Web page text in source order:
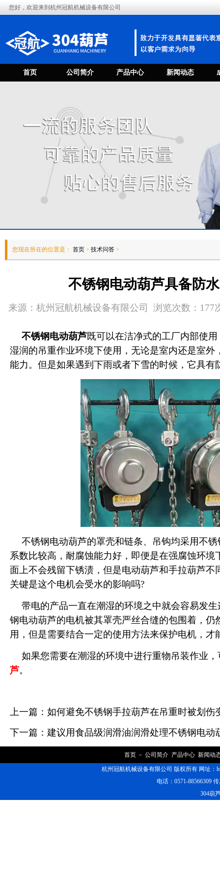
您好，欢迎来到杭州冠航机械设备有限公司
首页 公司简介 产品中心 新闻动态
您现在所在的位置是： 首页 > 技术问答 >
不锈钢电动葫芦具备防
来源：杭州冠航机械设备有限公司 浏览次数：177
不锈钢电动葫芦既可以在洁净式的工厂内部使
湿润的吊重作业环境下使用，无论是室内还是室外
能力。但是如果遇到下雨或者下雪的时候，它具有
不锈钢电动葫芦的罩壳和链条、吊钩均采用不
系数比较高，耐腐蚀能力好，即便是在强腐蚀环境
面上不会残留下锈渍，但是电动葫芦和手拉葫芦不
关键是这个电机会受水的影响吗?
带电的产品一直在潮湿的环境之中就会容易发
钢电动葫芦的电机被其罩壳严丝合缝的包围着，仍
用，但是需要结合一定的使用方法来保护电机，才
如果您需要在潮湿的环境中进行重物吊装作业
芦。
上一篇： 如何避免不锈钢手拉葫芦在吊重时被划伤
下一篇： 建议用食品级润滑油润滑处理不锈钢电动
首页 － 公司简介 产品中心 新闻动
杭州冠航机械设备有限公司 版权所有 网址：
电话：0571-88566309
304葫